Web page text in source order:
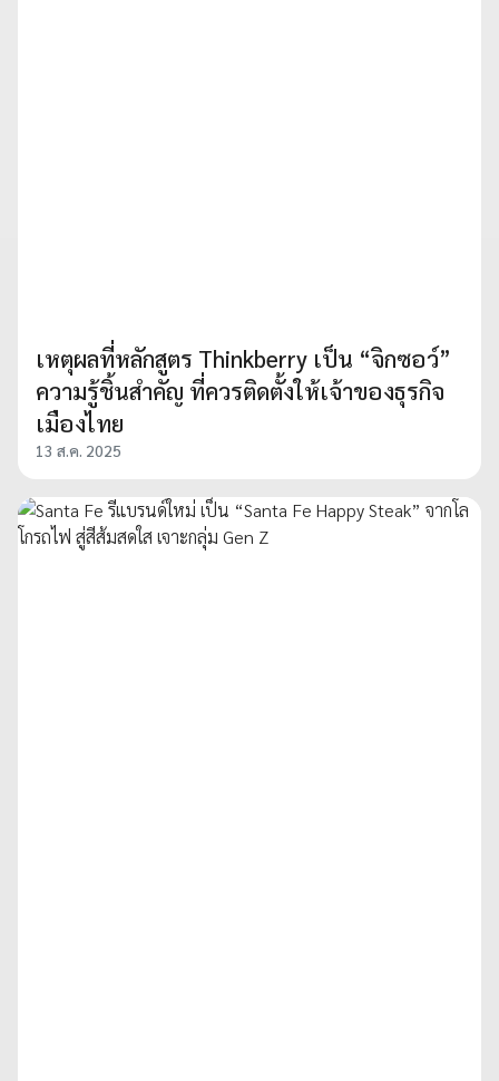
เหตุผลที่หลักสูตร Thinkberry เป็น “จิกซอว์”
ความรู้ชิ้นสำคัญ ที่ควรติดตั้งให้เจ้าของธุรกิจ
เมืองไทย
13 ส.ค. 2025